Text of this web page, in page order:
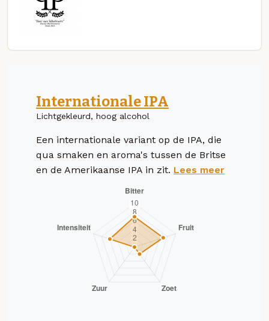
Internationale IPA
Lichtgekleurd, hoog alcohol
Een internationale variant op de IPA, die
qua smaken en aroma's tussen de Britse
en de Amerikaanse IPA in zit. Lees meer